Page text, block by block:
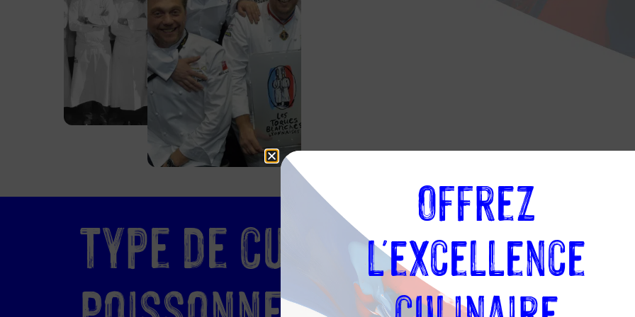
Type de cusine :
Offrez
l'excellence